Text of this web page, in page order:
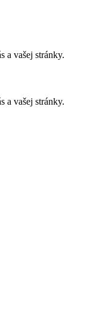
a vašej stránky.
a vašej stránky.